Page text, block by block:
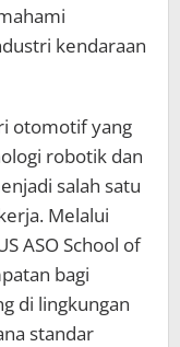
kendaraan
otomotif yang
robotik dan
salah satu
Melalui
ASO School of
bagi
di lingkungan
standar